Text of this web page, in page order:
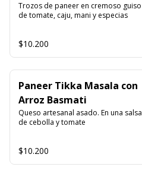
Trozos de paneer en cremoso guiso
de tomate, caju, mani y especias
$10.200
Paneer Tikka Masala con
Arroz Basmati
Queso artesanal asado. En una salsa
de cebolla y tomate
$10.200